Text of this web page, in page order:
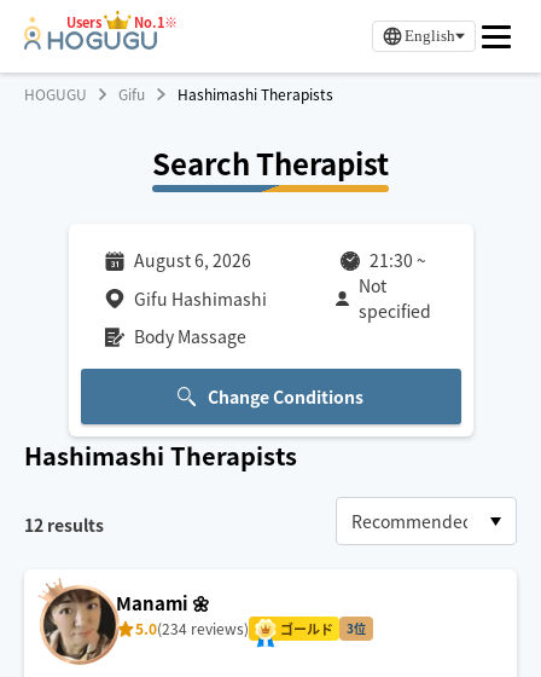
Users No.1※
English
HOGUGU Gifu Hashimashi Therapists
Search Therapist
August 6, 2026 21:30 ~
Gifu Hashimashi
Not
specified
Body Massage
Change Conditions
Hashimashi Therapists
12 results
Manami 🌼
5.0(234 reviews) ゴールド 3位